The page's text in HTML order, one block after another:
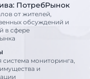
ПотребРынок
от жителей,
обсуждений и
в сфере
мониторинга,
и